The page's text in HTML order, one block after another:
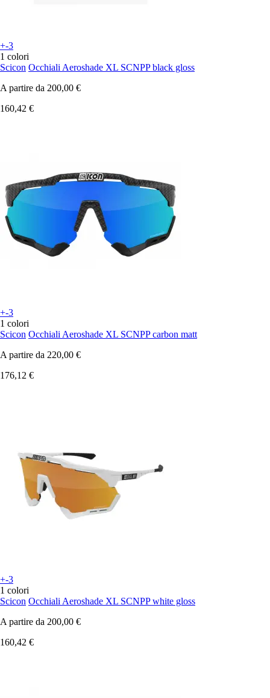
+-3
1 colori
Scicon Occhiali Aeroshade XL SCNPP black gloss
A partire da 200,00 €
160,42 €
+-3
1 colori
Scicon Occhiali Aeroshade XL SCNPP carbon matt
A partire da 220,00 €
176,12 €
+-3
1 colori
Scicon Occhiali Aeroshade XL SCNPP white gloss
A partire da 200,00 €
160,42 €